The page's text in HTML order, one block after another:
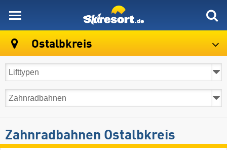
Ostalbkreis
Zahnradbahnen Ostalbkreis